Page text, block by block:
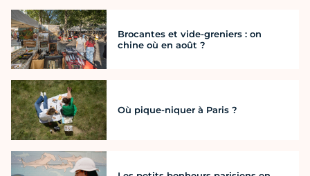
Brocantes et vide-greniers : on
chine où en août ?
Où pique-niquer à Paris ?